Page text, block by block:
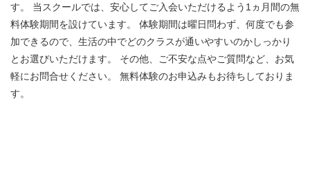
す。 当スクールでは、安心してご入会いただけるよう1ヵ月間の無
料体験期間を設けています。 体験期間は曜日問わず、何度でも参
加できるので、生活の中でどのクラスが通いやすいのかしっかり
とお選びいただけます。 その他、ご不安な点やご質問など、お気
軽にお問合せください。 無料体験のお申込みもお待ちしておりま
す。